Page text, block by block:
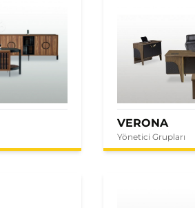
VERONA
Yönetici Grupları